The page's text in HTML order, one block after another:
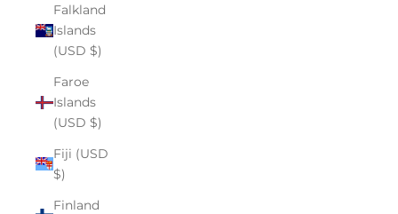
Falkland
Islands
(USD $)
Faroe
Islands
(USD $)
Fiji (USD
$)
Finland